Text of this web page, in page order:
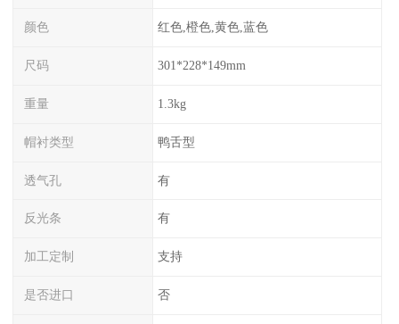
颜色 红色,橙色,黄色,蓝色
尺码 301*228*149mm
重量 1.3kg
帽衬类型 鸭舌型
透气孔 有
反光条 有
加工定制 支持
是否进口 否